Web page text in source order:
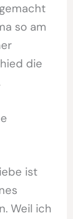
so am
die
ist
Weil ich